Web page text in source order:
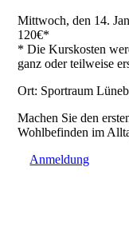
Mittwoch, den 14.
120€*
* Die Kurskosten
ganz oder teilweise
Ort: Sportraum
Machen Sie den
Wohlbefinden im
Anmeldung